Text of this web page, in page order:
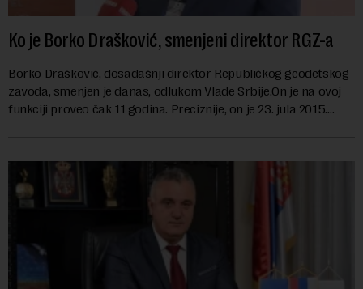
Ko je Borko Drašković, smenjeni direktor RGZ-a
Borko Drašković, dosadašnji direktor Republičkog geodetskog
zavoda, smenjen je danas, odlukom Vlade Srbije.On je na ovoj
funkciji proveo čak 11 godina. Preciznije, on je 23. jula 2015.